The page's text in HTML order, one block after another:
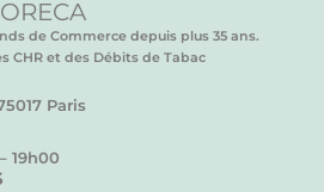
de Commerce depuis plus 35 ans.
CHR et des Débits de Tabac
Paris
19h00